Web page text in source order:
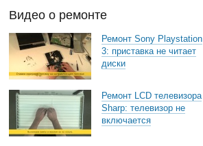
Видео о ремонте
Ремонт Sony Playstation
3: приставка не читает
диски
Ремонт LCD телевизора
Sharp: телевизор не
включается